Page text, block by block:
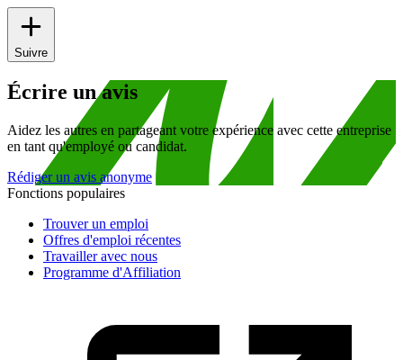
Suivre
Écrire un avis
Aidez les autres en partageant votre expérience avec cette entreprise
en tant qu'employé ou candidat.
Rédiger un avis anonyme
Fonctions populaires
Trouver un emploi
Offres d'emploi récentes
Travailler avec nous
Programme d'Affiliation